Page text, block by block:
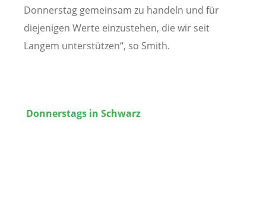
Donnerstag gemeinsam zu handeln und für
diejenigen Werte einzustehen, die wir seit
Langem unterstützen“, so Smith.
Donnerstags in Schwarz